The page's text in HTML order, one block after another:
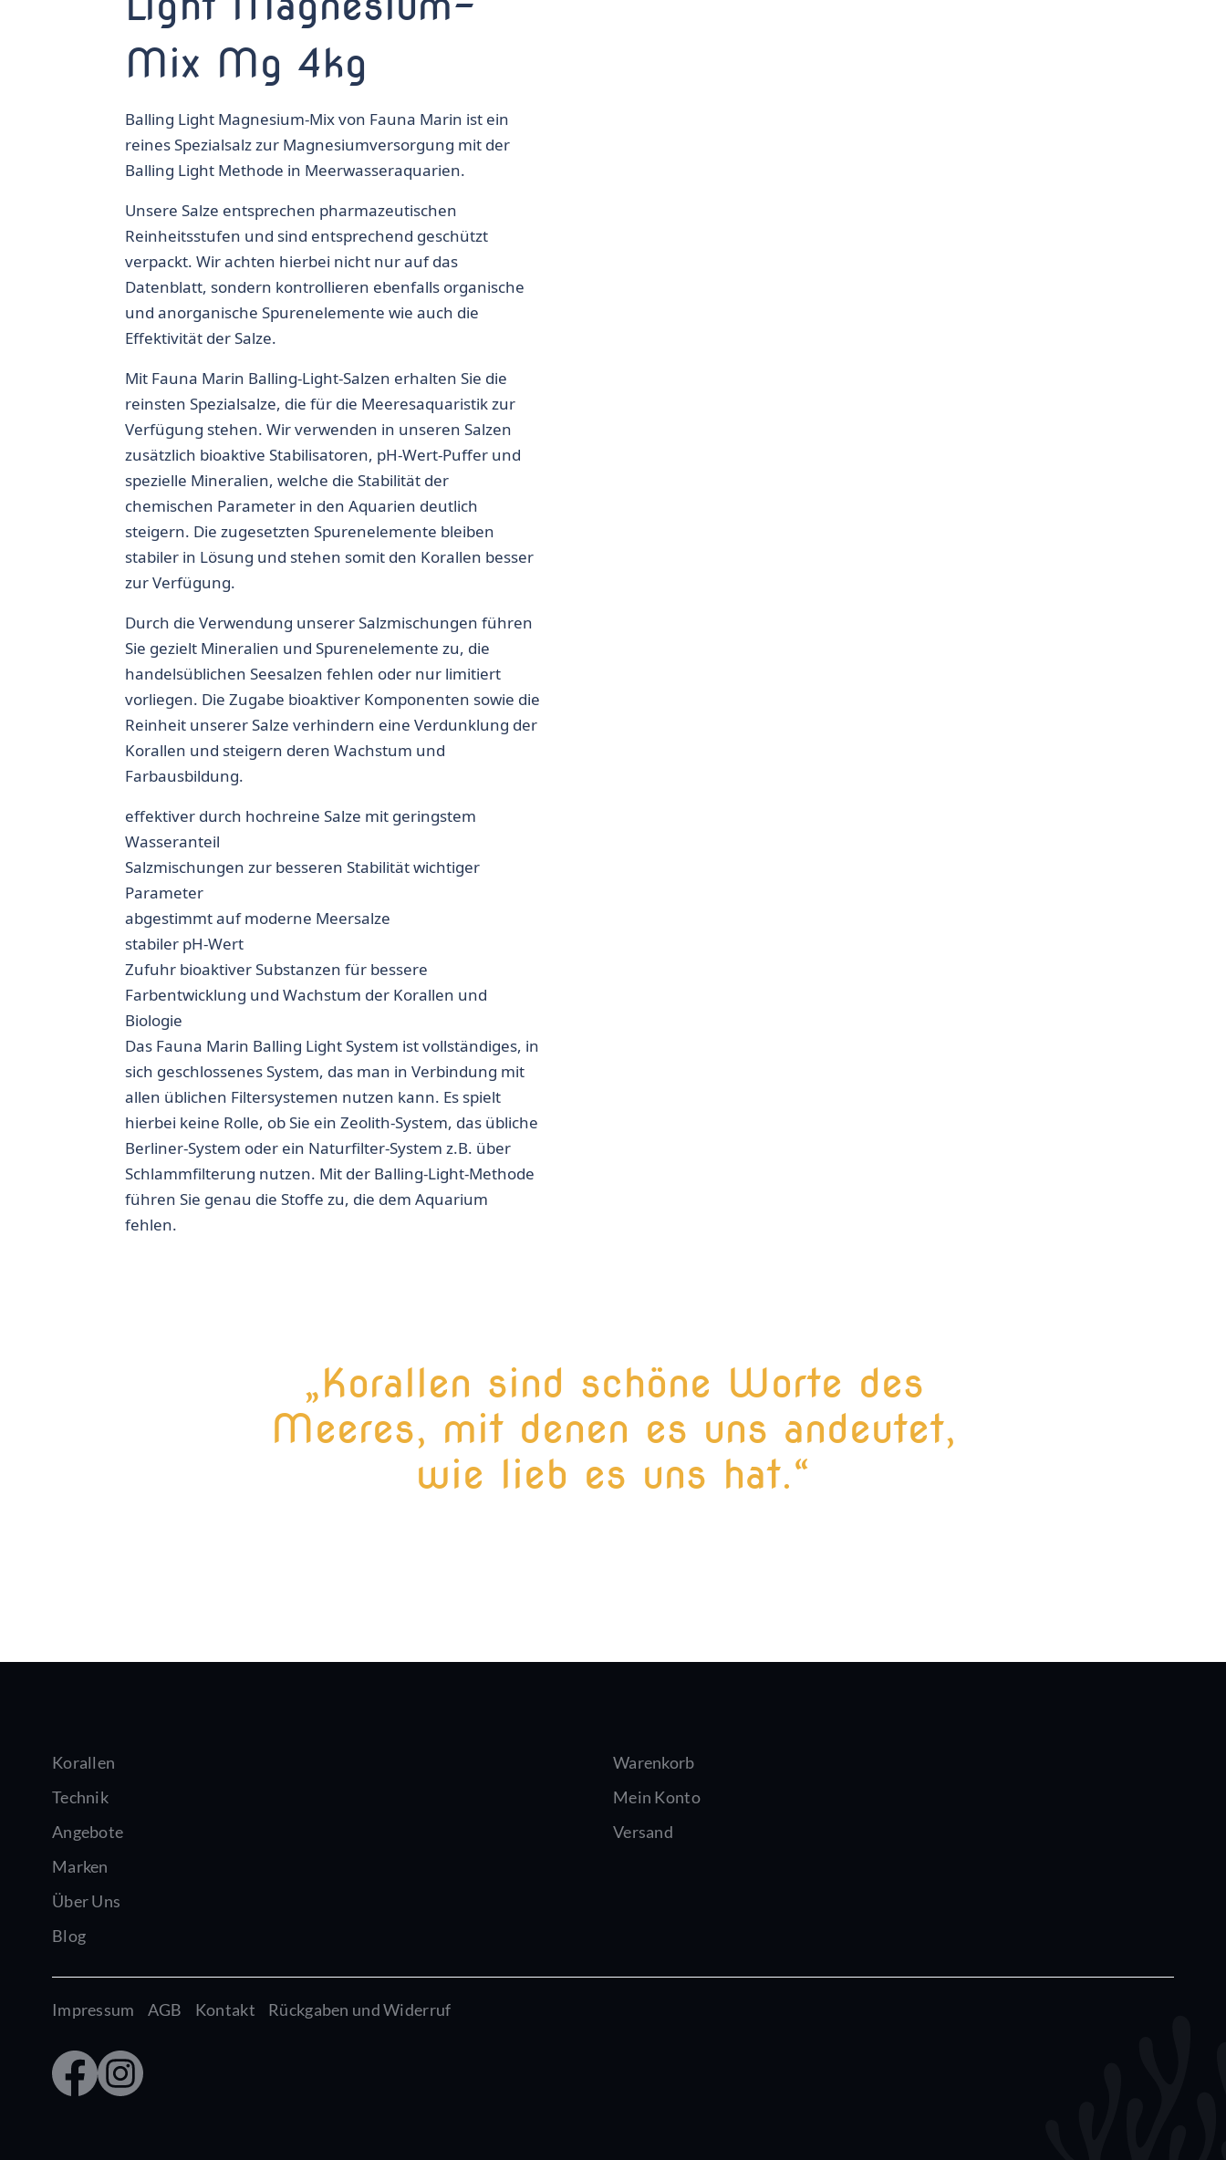
Mix Mg 4kg
Balling Light Magnesium-Mix von Fauna Marin ist ein
reines Spezialsalz zur Magnesiumversorgung mit der
Balling Light Methode in Meerwasseraquarien.
Unsere Salze entsprechen pharmazeutischen
Reinheitsstufen und sind entsprechend geschützt
verpackt. Wir achten hierbei nicht nur auf das
Datenblatt, sondern kontrollieren ebenfalls organische
und anorganische Spurenelemente wie auch die
Effektivität der Salze.
Mit Fauna Marin Balling-Light-Salzen erhalten Sie die
reinsten Spezialsalze, die für die Meeresaquaristik zur
Verfügung stehen. Wir verwenden in unseren Salzen
zusätzlich bioaktive Stabilisatoren, pH-Wert-Puffer und
spezielle Mineralien, welche die Stabilität der
chemischen Parameter in den Aquarien deutlich
steigern. Die zugesetzten Spurenelemente bleiben
stabiler in Lösung und stehen somit den Korallen besser
zur Verfügung.
Durch die Verwendung unserer Salzmischungen führen
Sie gezielt Mineralien und Spurenelemente zu, die
handelsüblichen Seesalzen fehlen oder nur limitiert
vorliegen. Die Zugabe bioaktiver Komponenten sowie die
Reinheit unserer Salze verhindern eine Verdunklung der
Korallen und steigern deren Wachstum und
Farbausbildung.
effektiver durch hochreine Salze mit geringstem
Wasseranteil
Salzmischungen zur besseren Stabilität wichtiger
Parameter
abgestimmt auf moderne Meersalze
stabiler pH-Wert
Zufuhr bioaktiver Substanzen für bessere
Farbentwicklung und Wachstum der Korallen und
Biologie
Das Fauna Marin Balling Light System ist vollständiges, in
sich geschlossenes System, das man in Verbindung mit
allen üblichen Filtersystemen nutzen kann. Es spielt
hierbei keine Rolle, ob Sie ein Zeolith-System, das übliche
Berliner-System oder ein Naturfilter-System z.B. über
Schlammfilterung nutzen. Mit der Balling-Light-Methode
führen Sie genau die Stoffe zu, die dem Aquarium
fehlen.
„Korallen sind schöne Worte des
Meeres, mit denen es uns andeutet,
wie lieb es uns hat.“
Korallen
Technik
Angebote
Marken
Über Uns
Blog
Warenkorb
Mein Konto
Versand
Impressum AGB Kontakt Rückgaben und Widerruf
Faceb
ook
Insta
gram